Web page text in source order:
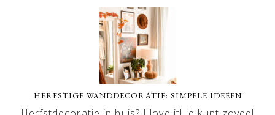
HERFSTIGE WANDDECORATIE: SIMPELE IDEËEN